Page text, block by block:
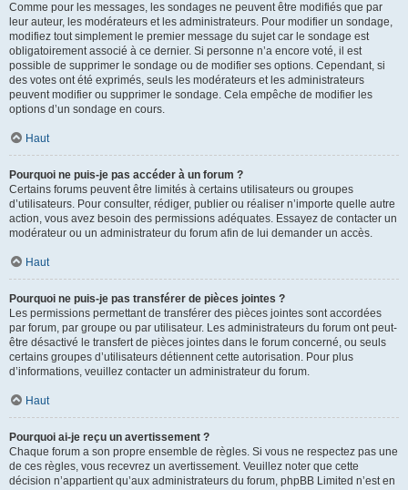
Comme pour les messages, les sondages ne peuvent être modifiés que par
leur auteur, les modérateurs et les administrateurs. Pour modifier un sondage,
modifiez tout simplement le premier message du sujet car le sondage est
obligatoirement associé à ce dernier. Si personne n’a encore voté, il est
possible de supprimer le sondage ou de modifier ses options. Cependant, si
des votes ont été exprimés, seuls les modérateurs et les administrateurs
peuvent modifier ou supprimer le sondage. Cela empêche de modifier les
options d’un sondage en cours.
Haut
Pourquoi ne puis-je pas accéder à un forum ?
Certains forums peuvent être limités à certains utilisateurs ou groupes
d’utilisateurs. Pour consulter, rédiger, publier ou réaliser n’importe quelle autre
action, vous avez besoin des permissions adéquates. Essayez de contacter un
modérateur ou un administrateur du forum afin de lui demander un accès.
Haut
Pourquoi ne puis-je pas transférer de pièces jointes ?
Les permissions permettant de transférer des pièces jointes sont accordées
par forum, par groupe ou par utilisateur. Les administrateurs du forum ont peut-
être désactivé le transfert de pièces jointes dans le forum concerné, ou seuls
certains groupes d’utilisateurs détiennent cette autorisation. Pour plus
d’informations, veuillez contacter un administrateur du forum.
Haut
Pourquoi ai-je reçu un avertissement ?
Chaque forum a son propre ensemble de règles. Si vous ne respectez pas une
de ces règles, vous recevrez un avertissement. Veuillez noter que cette
décision n’appartient qu’aux administrateurs du forum, phpBB Limited n’est en